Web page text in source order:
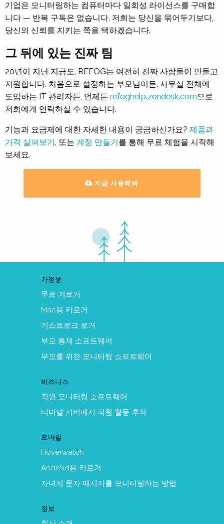
기업은 모니터링하는 컴퓨터마다 일회성 라이선스를 구매합
니다 — 반복 구독은 없습니다. 저희는 당신을 묶어두기보다,
당신의 신뢰를 지키는 쪽을 택하겠습니다.
그 뒤에 있는 진짜 팀
20년이 지난 지금도, REFOG는 여전히 진짜 사람들이 만들고
지원합니다. 처음으로 설정하는 부모님이든, 사무실 전체에
도입하는 IT 관리자든, 언제든 refoghelp.zendesk.com으로
저희에게 연락하실 수 있습니다.
기능과 요금제에 대한 자세한 내용이 궁금하신가요? 제품과
가격 살펴보기, 또는 계정 만들기를 통해 무료 체험을 시작해
보세요.
지금 사용해봐
가정용
무료 키로거
Mac용 키로거
키스트로크 로거
부모 통제 소프트웨어
부모를 위한 모니터링 소프트웨어
비즈니스
직원 모니터링 소프트웨어
터미널 서버에서 직원 활동 추적
모바일
Hoverwatch
Android용 키로거
자녀의 문자 메시지를 모니터링하는 방법
정보